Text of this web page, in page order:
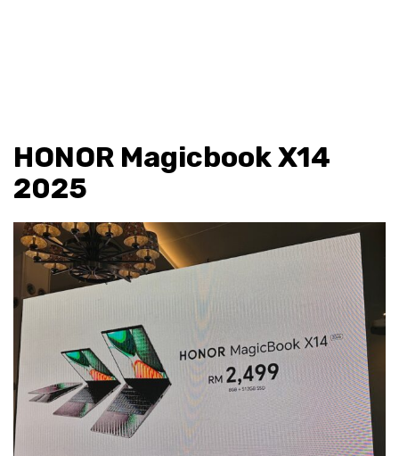
HONOR Magicbook X14
2025